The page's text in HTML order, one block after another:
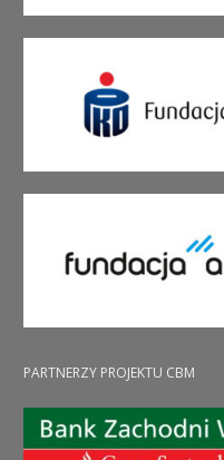
PARTNERZY PROJEKTU CBM